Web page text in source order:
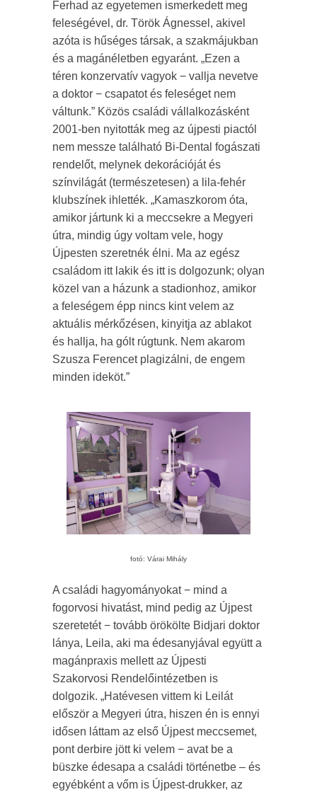
Ferhad az egyetemen ismerkedett meg
feleségével, dr. Török Ágnessel, akivel
azóta is hűséges társak, a szakmájukban
és a magánéletben egyaránt. „Ezen a
téren konzervatív vagyok − vallja nevetve
a doktor − csapatot és feleséget nem
váltunk.” Közös családi vállalkozásként
2001-ben nyitották meg az újpesti piactól
nem messze található Bi-Dental fogászati
rendelőt, melynek dekorációját és
színvilágát (természetesen) a lila-fehér
klubszínek ihlették. „Kamaszkorom óta,
amikor jártunk ki a meccsekre a Megyeri
útra, mindig úgy voltam vele, hogy
Újpesten szeretnék élni. Ma az egész
családom itt lakik és itt is dolgozunk; olyan
közel van a házunk a stadionhoz, amikor
a feleségem épp nincs kint velem az
aktuális mérkőzésen, kinyitja az ablakot
és hallja, ha gólt rúgtunk. Nem akarom
Szusza Ferencet plagizálni, de engem
minden ideköt.”
fotó: Várai Mihály
A családi hagyományokat − mind a
fogorvosi hivatást, mind pedig az Újpest
szeretetét − tovább örökölte Bidjari doktor
lánya, Leila, aki ma édesanyjával együtt a
magánpraxis mellett az Újpesti
Szakorvosi Rendelőintézetben is
dolgozik. „Hatévesen vittem ki Leilát
először a Megyeri útra, hiszen én is ennyi
idősen láttam az első Újpest meccsemet,
pont derbire jött ki velem − avat be a
büszke édesapa a családi történetbe – és
egyébként a vőm is Újpest-drukker, az